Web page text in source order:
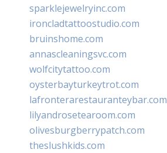
sparklejewelryinc.com
ironcladtattoostudio.com
bruinshome.com
annascleaningsvc.com
wolfcitytattoo.com
oysterbayturkeytrot.com
lafronterarestauranteybar.com
lilyandrosetearoom.com
olivesburgberrypatch.com
theslushkids.com